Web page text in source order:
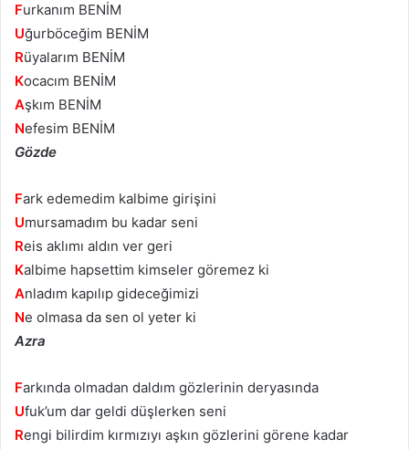
Furkanım BENİM
Uğurböceğim BENİM
Rüyalarım BENİM
Kocacım BENİM
Aşkım BENİM
Nefesim BENİM
Gözde
Fark edemedim kalbime girişini
Umursamadım bu kadar seni
Reis aklımı aldın ver geri
Kalbime hapsettim kimseler göremez ki
Anladım kapılıp gideceğimizi
Ne olmasa da sen ol yeter ki
Azra
Farkında olmadan daldım gözlerinin deryasında
Ufuk’um dar geldi düşlerken seni
Rengi bilirdim kırmızıyı aşkın gözlerini görene kadar